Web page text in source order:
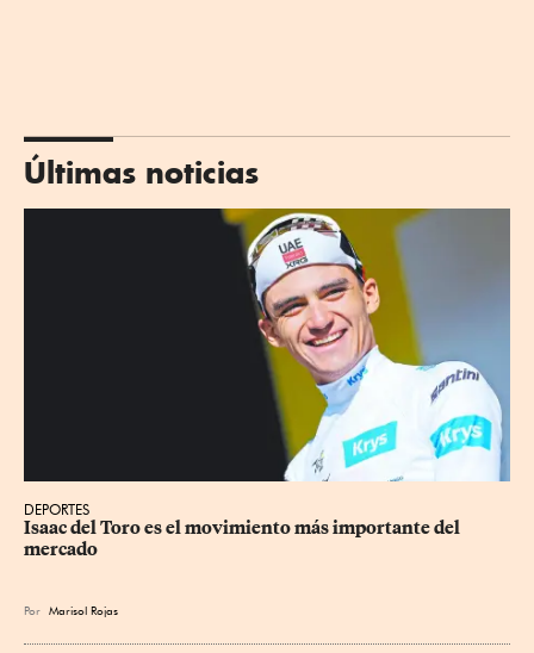
Últimas noticias
DEPORTES
Isaac del Toro es el movimiento más importante del
mercado
Por Marisol Rojas